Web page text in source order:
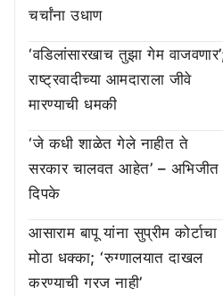
चर्चांना उधाण
‘वडिलांसारखाच तुझा गेम
राष्ट्रवादीच्या आमदाराला जीवे
मारण्याची धमकी
‘जे कधी शाळेत गेले नाहीत ते
सरकार चालवत आहेत’ – अभिजीत
दिपके
आसाराम बापू यांना सुप्रीम कोर्टाचा
मोठा धक्का; ‘रुग्णालयात दाखल
करण्याची गरज नाही’